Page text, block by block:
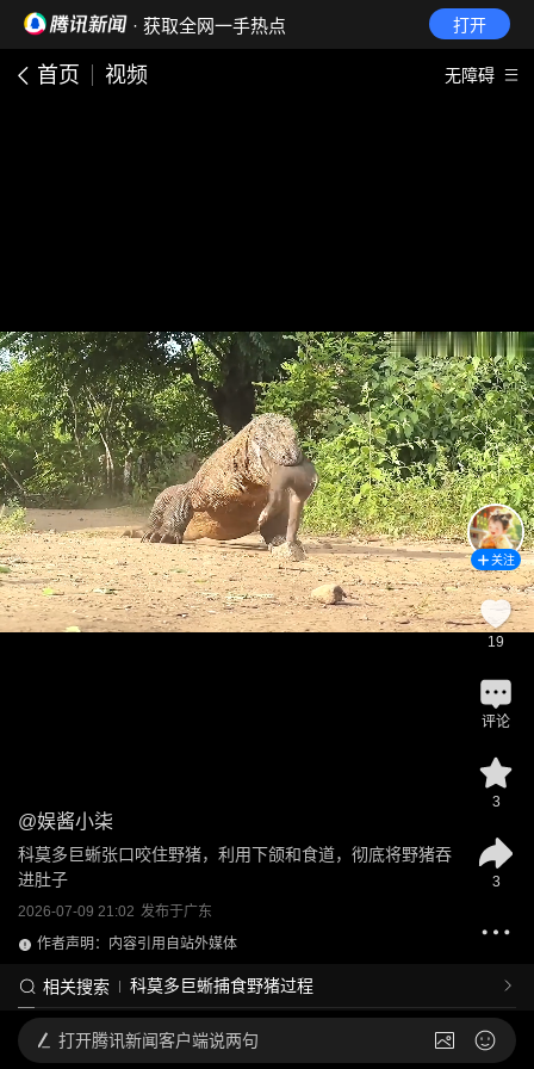
· 获取全网一手热点 打开
首页 视频 无障碍
@娱酱小柒
科莫多巨蜥张口咬住野猪，利用下颌和食道，彻底将野猪吞
进肚子
2026-07-09 21:02 发布于广东
作者声明：内容引用自站外媒体
相关搜索 科莫多巨蜥捕食野猪过程
关注
19
评论
3
3
打开腾讯新闻客户端说两句